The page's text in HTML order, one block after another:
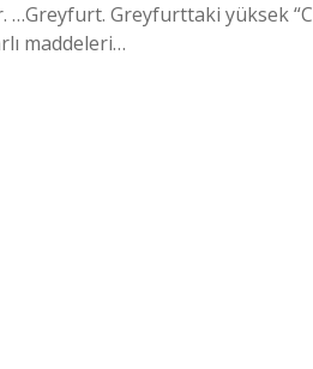
…Greyfurt. Greyfurttaki yüksek “C
maddeleri…